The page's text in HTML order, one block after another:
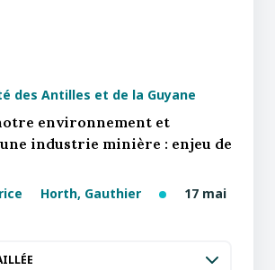
des Antilles et de la Guyane
environnement et
industrie minière : enjeu de
Horth, Gauthier
17 mai